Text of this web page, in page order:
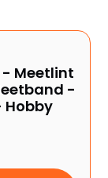
- Meetlint
-
Hobby